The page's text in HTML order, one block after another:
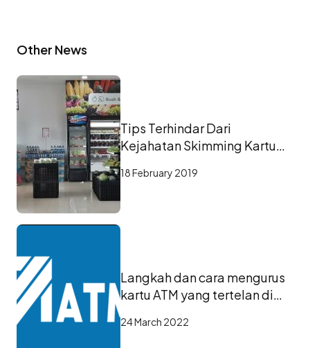
Other News
Tips Terhindar Dari
Kejahatan Skimming Kartu
18 February 2019
Langkah dan cara mengurus
kartu ATM yang tertelan di
24 March 2022